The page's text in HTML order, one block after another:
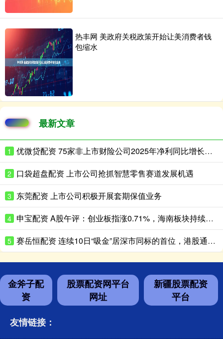
热丰网 美政府关税政策开始让美消费者钱
包缩水
最新文章
1 优微贷配资 75家非上市财险公司2025年净利同比增长超180%
2 口袋超盘配资 上市公司抢抓智慧零售赛道发展机遇
3 东莞配资 上市公司积极开展套期保值业务
4 申宝配资 A股午评：创业板指涨0.71%，海南板块持续走高
5 赛岳恒配资 连续10日“吸金”居深市同标的首位，港股通央企红利ETF天弘（159281）盘中再获净申购600万份，机构：红利资产配置价值凸显
金斧子配
资
股票配资网平台
网址
新疆股票配资
平台
友情链接：